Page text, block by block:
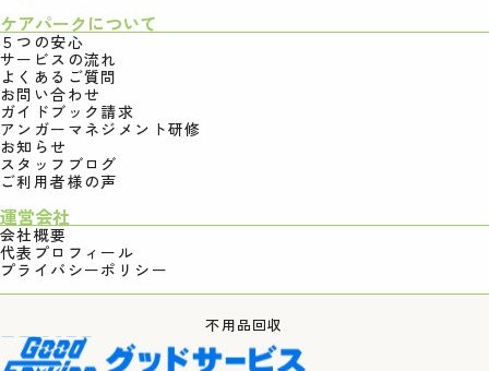
ケアパークについて
５つの安心
サービスの流れ
よくあるご質問
お問い合わせ
ガイドブック請求
アンガーマネジメント研修
お知らせ
スタッフブログ
ご利用者様の声
運営会社
会社概要
代表プロフィール
プライバシーポリシー
不用品回収